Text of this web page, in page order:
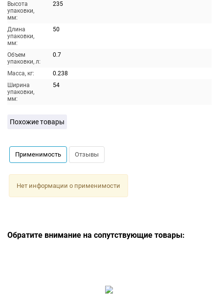
Высота
упаковки,
мм:
235
Длина
упаковки,
мм:
50
Объем
упаковки, л:
0.7
Масса, кг:
0.238
Ширина
упаковки,
мм:
54
Похожие товары
Применимость Отзывы
Нет информации о применимости
Обратите внимание на сопутствующие товары: